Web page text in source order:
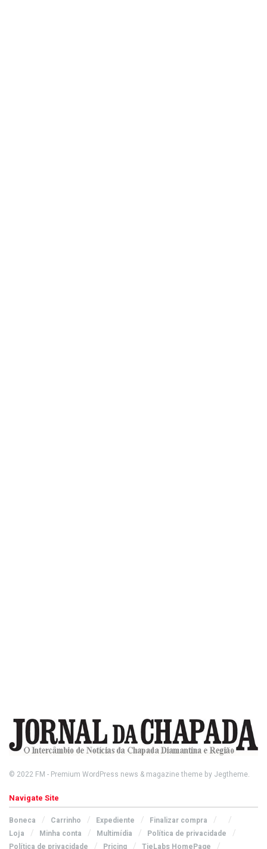
© 2022 FM - Premium WordPress news & magazine theme by Jegtheme.
Navigate Site
Boneca Carrinho Expediente
Finalizar compra
Loja
Minha conta Multimídia
Política de privacidade
Política de privacidade
Pricing TieLabs HomePage